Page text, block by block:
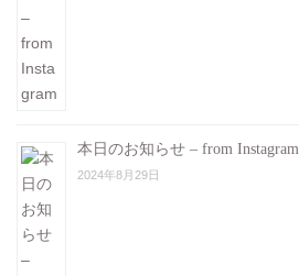
本日のお知らせ – from Instagram
2024年8月29日